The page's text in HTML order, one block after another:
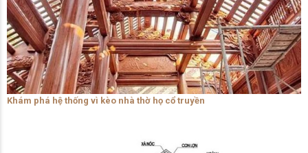
Khám phá hệ thống vì kèo nhà thờ họ cổ truyền